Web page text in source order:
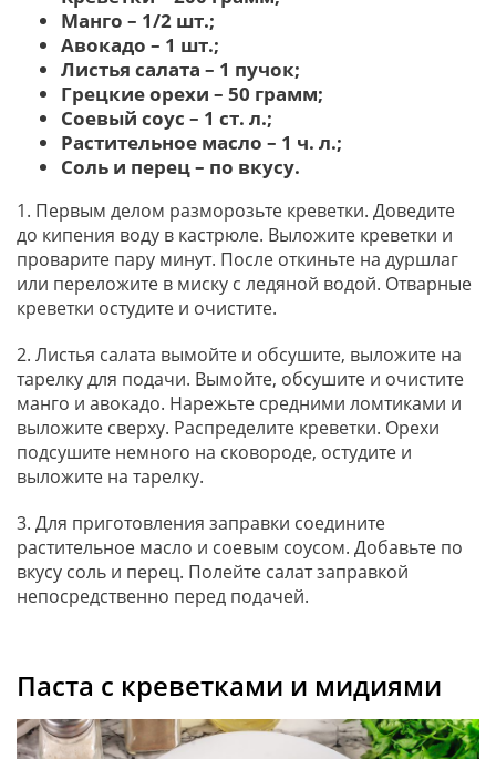
Манго – 1/2 шт.;
Авокадо – 1 шт.;
Листья салата – 1 пучок;
Грецкие орехи – 50 грамм;
Соевый соус – 1 ст. л.;
Растительное масло – 1 ч. л.;
Соль и перец – по вкусу.
1. Первым делом разморозьте креветки. Доведите
до кипения воду в кастрюле. Выложите креветки и
проварите пару минут. После откиньте на дуршлаг
или переложите в миску с ледяной водой. Отварные
креветки остудите и очистите.
2. Листья салата вымойте и обсушите, выложите на
тарелку для подачи. Вымойте, обсушите и очистите
манго и авокадо. Нарежьте средними ломтиками и
выложите сверху. Распределите креветки. Орехи
подсушите немного на сковороде, остудите и
выложите на тарелку.
3. Для приготовления заправки соедините
растительное масло и соевым соусом. Добавьте по
вкусу соль и перец. Полейте салат заправкой
непосредственно перед подачей.
Паста с креветками и мидиями